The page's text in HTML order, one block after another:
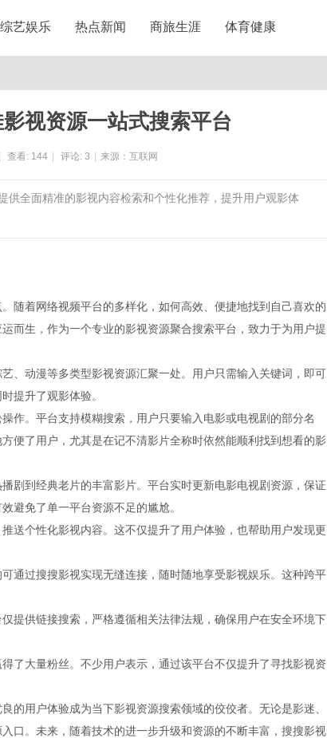
综艺娱乐 热点新闻 商旅生涯 体育健康
视资源一站式搜索平台
查看: 144 评论: 3 来源：互联网
全面精准的影视内容检索和个性化推荐，提升用户观影体
随着网络视频平台的多样化，如何高效、便捷地找到自己喜欢的
而生，作为一个专业的影视资源聚合搜索平台，致力于为用户提
、动漫等多类型影视资源汇聚一处。用户只需输入关键词，即可
提升了观影体验。
作。平台支持模糊搜索，用户只要输入电影或电视剧的部分名
便了用户，尤其是在记不清影片全称时依然能顺利找到想看的影
剧到经典老片的丰富影片。平台实时更新电影电视剧资源，保证
避免了单一平台资源不足的尴尬。
送个性化影视内容。这不仅提升了用户体验，也帮助用户发现更
通过搜搜影视实现无缝连接，随时随地享受影视娱乐。这种跨平
提供链接搜索，严格遵循相关法律法规，确保用户在安全环境下
了大量粉丝。不少用户表示，通过该平台不仅提升了寻找影视资
的用户体验成为当下影视资源搜索领域的佼佼者。无论是影迷、
口。未来，随着技术的进一步升级和资源的不断丰富，搜搜影视